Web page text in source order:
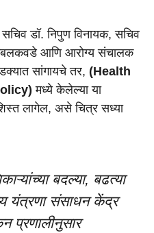
डॉ. निपुण विनायक, सचिव
बलकवडे आणि आरोग्य संचालक
सांगायचे तर, (Health
मध्ये केलेल्या या
लागेल, असे चित्र सध्या
बदल्या, बढत्या
यंत्रणा संसाधन केंद्र
प्रणालीनुसार